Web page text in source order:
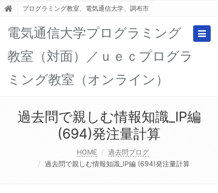
プログラミング教室、電気通信大学、調布市
電気通信大学プログラミング
教室（対面）／ｕｅｃプログラ
ミング教室（オンライン）
過去問で親しむ情報知識_IP編
(694)発注量計算
HOME
過去問ブログ
過去問で親しむ情報知識_IP編 (694)発注量計算